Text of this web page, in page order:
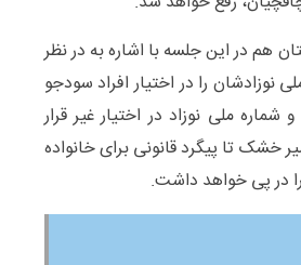
هم در این جلسه با اشاره به در نظر
نوزادشان را در اختیار افراد سودجو
ملی نوزاد در اختیار غیر قرار
خشک تا پیگرد قانونی برای خانواده
در پی خواهد داشت.